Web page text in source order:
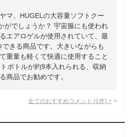
マ、HUGELの大容量ソフトクー
がでしょうか？ 宇宙服にも使われ
エアロゲルが使用されていて、最
きる商品です。大きいながらも
重量も軽くて快適に使用すること
ボトルが約9本入れられる、収納
商品でお勧めです。
全てのおすすめコメント (1 件) >